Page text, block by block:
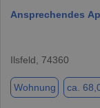
Ansprechendes
Ilsfeld, 74360
Wohnung ca.